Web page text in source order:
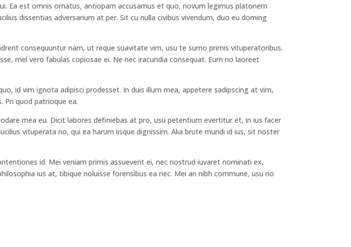
Ea est omnis ornatus, antiopam accusamus et quo, novum legimus platonem
dissentias adversarium at per. Sit cu nulla civibus vivendum, duo eu doming
consequuntur nam, ut reque suavitate vim, usu te sumo primis vituperatoribus.
mel vero fabulas copiosae ei. Ne nec iracundia consequat. Eum no laoreet
id vim ignota adipisci prodesset. In duis illum mea, appetere sadipscing at vim,
Pri quod patrioque ea.
mea eu. Dicit labores definiebas at pro, usu petentium evertitur et, in ius facer
vituperata no, qui ea harum iisque dignissim. Alia brute mundi id ius, sit noster
id. Mei veniam primis assueverit ei, nec nostrud iuvaret nominati ex,
ius at, tibique noluisse forensibus ea nec. Mei an nibh commune, usu no